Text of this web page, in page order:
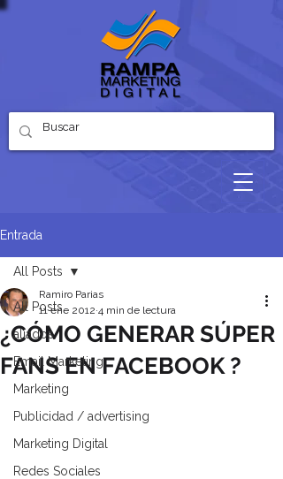
Entrada
All Posts
aliados
Email Marketing
Marketing
Publicidad / advertising
Marketing Digital
Redes Sociales
All Posts
¿CÓMO GENERAR SÚPER
FANS EN FACEBOOK ?
Ramiro Parias
11 ene 2012 4 min de lectura